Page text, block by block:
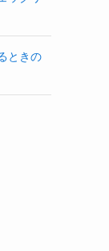
ときの